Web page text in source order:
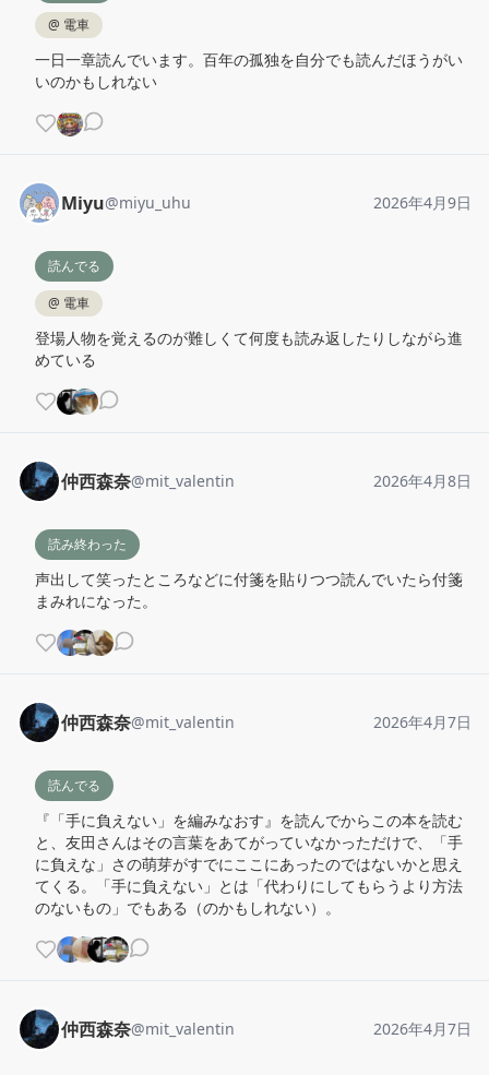
@ 電車
一日一章読んでいます。百年の孤独を自分でも読んだほうがい
いのかもしれない
Miyu@miyu_uhu 2026年4月9日
読んでる
@ 電車
登場人物を覚えるのが難しくて何度も読み返したりしながら進
めている
仲西森奈@mit_valentin 2026年4月8日
読み終わった
声出して笑ったところなどに付箋を貼りつつ読んでいたら付箋
まみれになった。
仲西森奈@mit_valentin 2026年4月7日
読んでる
『「手に負えない」を編みなおす』を読んでからこの本を読む
と、友田さんはその言葉をあてがっていなかっただけで、「手
に負えな」さの萌芽がすでにここにあったのではないかと思え
てくる。「手に負えない」とは「代わりにしてもらうより方法
のないもの」でもある（のかもしれない）。
仲西森奈@mit_valentin 2026年4月7日